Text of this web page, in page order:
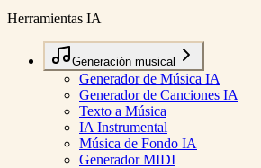
Herramientas IA
Generación musical
Generador de Música IA
Generador de Canciones IA
Texto a Música
IA Instrumental
Música de Fondo IA
Generador MIDI